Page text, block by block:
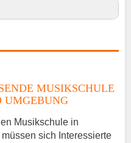
Ottewig
– Zschaitz-Ottewig
MUSIKSCHULE
UMGEBUNG
Musikschule in
müssen sich Interessierte